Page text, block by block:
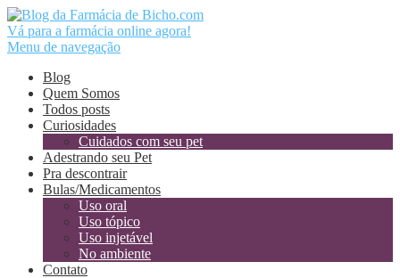
Vá para a farmácia online agora!
Menu de navegação
Blog
Quem Somos
Todos posts
Curiosidades
Cuidados com seu pet
Adestrando seu Pet
Pra descontrair
Bulas/Medicamentos
Uso oral
Uso tópico
Uso injetável
No ambiente
Contato